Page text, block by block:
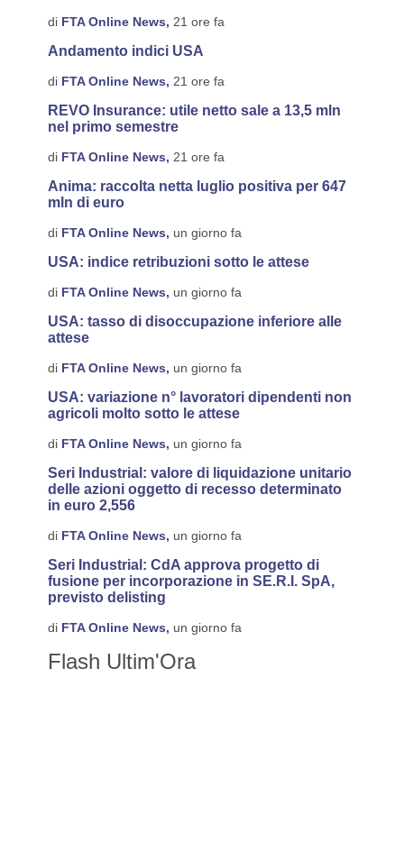
di FTA Online News, 21 ore fa
Andamento indici USA
di FTA Online News, 21 ore fa
REVO Insurance: utile netto sale a 13,5 mln
nel primo semestre
di FTA Online News, 21 ore fa
Anima: raccolta netta luglio positiva per 647
mln di euro
di FTA Online News, un giorno fa
USA: indice retribuzioni sotto le attese
di FTA Online News, un giorno fa
USA: tasso di disoccupazione inferiore alle
attese
di FTA Online News, un giorno fa
USA: variazione n° lavoratori dipendenti non
agricoli molto sotto le attese
di FTA Online News, un giorno fa
Seri Industrial: valore di liquidazione unitario
delle azioni oggetto di recesso determinato
in euro 2,556
di FTA Online News, un giorno fa
Seri Industrial: CdA approva progetto di
fusione per incorporazione in SE.R.I. SpA,
previsto delisting
di FTA Online News, un giorno fa
Flash Ultim'Ora